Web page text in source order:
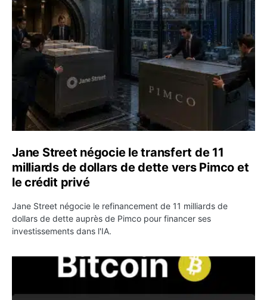
Jane Street négocie le transfert de 11
milliards de dollars de dette vers Pimco et
le crédit privé
Jane Street négocie le refinancement de 11 milliards de
dollars de dette auprès de Pimco pour financer ses
investissements dans l'IA.
Bitcoin stagne à 64 000 dollars pendant que les